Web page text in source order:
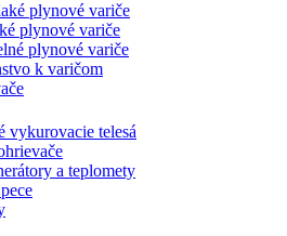
plynové variče
plynové variče
plynové variče
k varičom
vykurovacie telesá
a teplomety